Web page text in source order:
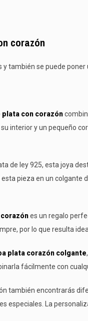
corazón
y también se puede
plata con corazón
interior y un pequeño
de ley 925, esta joya
pieza en un colgante
es un regalo
por lo que resulta
plata corazón colgante
fácilmente con
también encontrarás
especiales. La